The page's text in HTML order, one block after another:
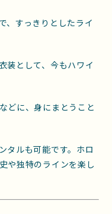
、すっきりとしたライ
装として、今もハワイ
どに、身にまとうこと
タルも可能です。ホロ
や独特のラインを楽し